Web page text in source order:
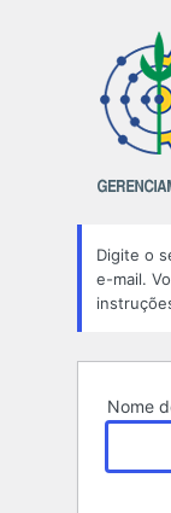
perdida
Digite o
e-mail.
Nome